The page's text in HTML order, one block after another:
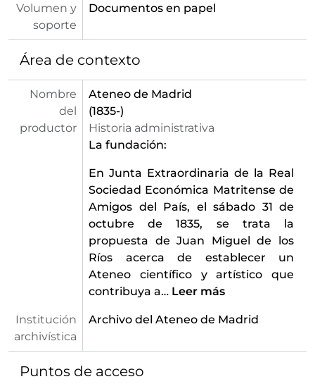
[Unidad documental simple] 26 - Invitación y programa de mano para la proyección cinematográfica
[Unidad documental simple] 28 - Invitación y programa de mano para la proyección cinematográfica de cortometrajes
[Unidad documental simple] 29 - Invitación y programa de mano para la proyección cinematográfica
[Unidad documental simple] 30 - Invitación y programa de mano para la proyección cinematográfica de la semana del cine griego
[Unidad documental simple] 31 - Invitación para el seminario sobre
[Unidad documental simple] 32 - Invitación para la conferencia dentro del ciclo
[Unidad documental simple] 33 - Invitación para la conferencia dentro del ciclo
[Unidad documental simple] 34 - Invitación para la conferencia dentro del ciclo
[Unidad documental simple] 36 - Invitación para la conferencia dentro del ciclo
[Unidad documental simple] 37 - Invitación para la conferencia dentro del ciclo
[Unidad documental simple] 38 - Invitación para la conferencia dentro del ciclo
[Unidad documental simple] 39 - Invitación y programa para el ciclo de seminarios
[Unidad documental simple] 40 - Invitación y programa para la lectura expresiva la farsa en tres actos "La Cárcel de Fedro" original de Ángel Menéndez, celebrado el 2 de noviembre de 1964
[Unidad documental simple] 41 - Invitación y programa para la representación del misterio en dos partes de "El Otro" original de Miguel de Unamuno y a cargo de
[Unidad documental simple] 42 - Invitación y programa para la "Reflexión dramática en torno a la obra de Miguel de Unamuno" en dos partes, ofrecido por Alberto González Vergel , celebrado el 9 de diciembre de 1964
[Unidad documental simple] 43 - Invitación y programa para la representación teatral de dos dramas cómicos de Eugenio Ionesco ofrecido por Daniel Bohr, celebrado el 11 de diciembre de 1964
[Unidad documental simple] 44 - Invitación y programa para la representación teatral de "El Escándalo de la Sra Twain" ofrecido por Modesto Higueras, celebrado el 21 de diciembre de 1964
[Unidad documental simple] 46 - Invitación y programa para la lectura expresiva de la comedia dramática en dos actos "El Hijo de Bronce" bajo la dirección de Modesto Higueras, celebrado el 17 de febrero de 1965
Volumen y
soporte
Documentos en papel
Área de contexto
Nombre
del
productor
Ateneo de Madrid
(1835-)
Historia administrativa
La fundación:
En Junta Extraordinaria de la Real
Sociedad Económica Matritense de
Amigos del País, el sábado 31 de
octubre de 1835, se trata la
propuesta de Juan Miguel de los
Ríos acerca de establecer un
Ateneo científico y artístico que
contribuya a… Leer más
Institución
archivística
Archivo del Ateneo de Madrid
Puntos de acceso